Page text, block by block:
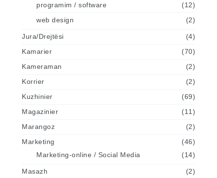
programim / software
(12)
web design
(2)
Jura/Drejtësi
(4)
Kamarier
(70)
Kameraman
(2)
Korrier
(2)
Kuzhinier
(69)
Magazinier
(11)
Marangoz
(2)
Marketing
(46)
Marketing-online / Social Media
(14)
Masazh
(2)